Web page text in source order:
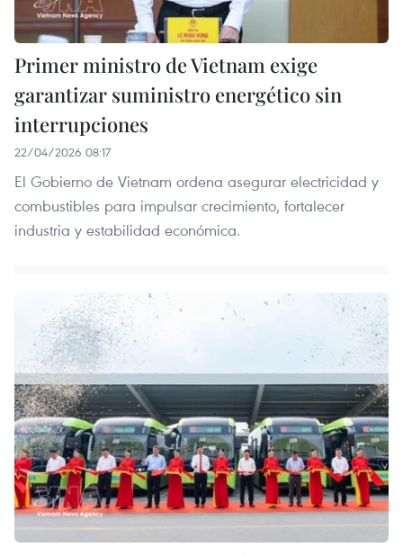
Primer ministro de Vietnam exige
garantizar suministro energético sin
interrupciones
22/04/2026 08:17
El Gobierno de Vietnam ordena asegurar electricidad y
combustibles para impulsar crecimiento, fortalecer
industria y estabilidad económica.